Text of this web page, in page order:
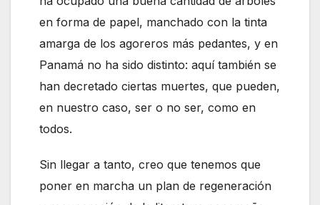
en forma de papel, manchado con la tinta
amarga de los agoreros más pedantes, y en
Panamá no ha sido distinto: aquí también se
han decretado ciertas muertes, que pueden,
en nuestro caso, ser o no ser, como en
todos.
Sin llegar a tanto, creo que tenemos que
poner en marcha un plan de regeneración